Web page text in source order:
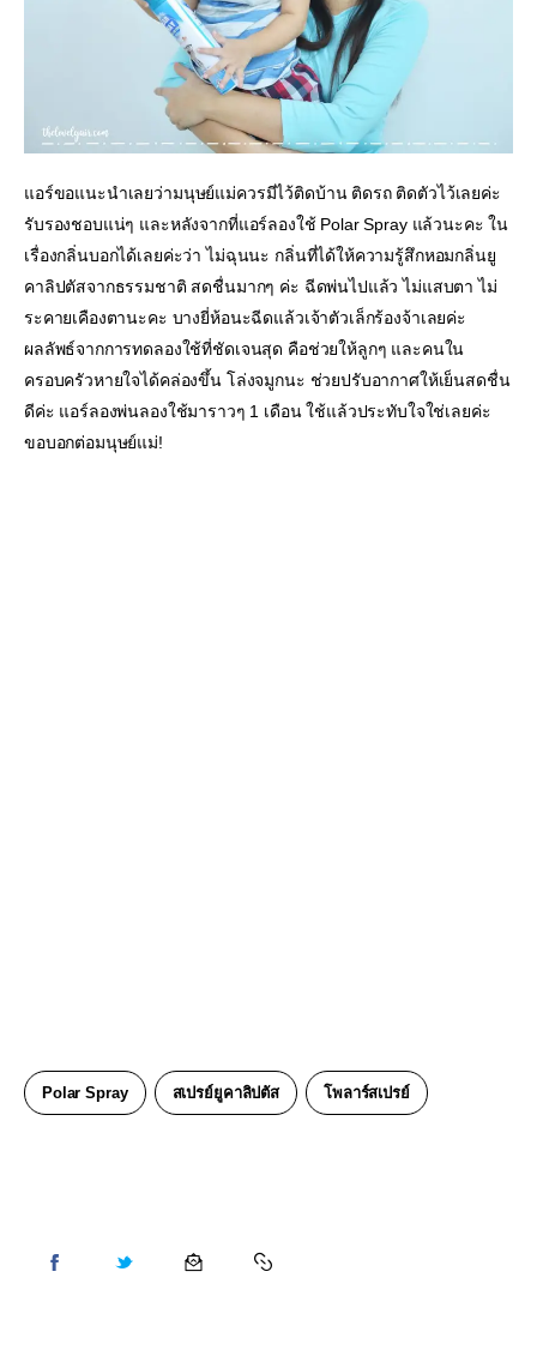
แอร์ขอแนะนำเลยว่ามนุษย์แม่ควรมีไว้ติดบ้าน ติดรถ ติดตัวไว้เลยค่ะ
รับรองชอบแน่ๆ และหลังจากที่แอร์ลองใช้ Polar Spray แล้วนะคะ ใน
เรื่องกลิ่นบอกได้เลยค่ะว่า ไม่ฉุนนะ กลิ่นที่ได้ให้ความรู้สึกหอมกลิ่นยู
คาลิปตัสจากธรรมชาติ สดชื่นมากๆ ค่ะ ฉีดพ่นไปแล้ว ไม่แสบตา ไม่
ระคายเคืองตานะคะ บางยี่ห้อนะฉีดแล้วเจ้าตัวเล็กร้องจ้าเลยค่ะ
ผลลัพธ์จากการทดลองใช้ที่ชัดเจนสุด คือช่วยให้ลูกๆ และคนใน
ครอบครัวหายใจได้คล่องขึ้น โล่งจมูกนะ ช่วยปรับอากาศให้เย็นสดชื่น
ดีค่ะ แอร์ลองพ่นลองใช้มาราวๆ 1 เดือน ใช้แล้วประทับใจใช่เลยค่ะ
ขอบอกต่อมนุษย์แม่!
Polar Spray สเปรย์ยูคาลิปตัส โพลาร์สเปรย์